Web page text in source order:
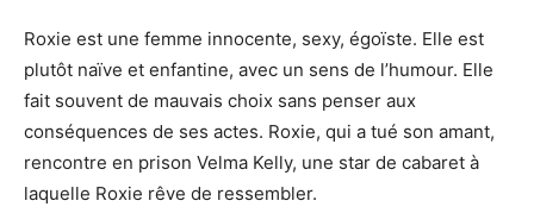
Roxie est une femme innocente, sexy, égoïste. Elle est
plutôt naïve et enfantine, avec un sens de l’humour. Elle
fait souvent de mauvais choix sans penser aux
conséquences de ses actes. Roxie, qui a tué son amant,
rencontre en prison Velma Kelly, une star de cabaret à
laquelle Roxie rêve de ressembler.